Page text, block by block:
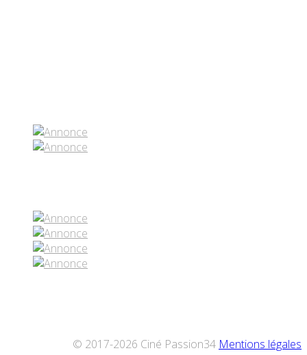
© 2017-2026 Ciné Passion34 Mentions légales